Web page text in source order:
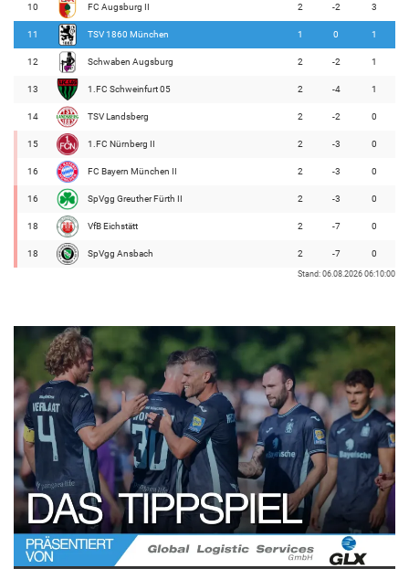
10 FC Augsburg II 2 -2 3
11 TSV 1860 München 1 0 1
12 Schwaben Augsburg 2 -2 1
13 1.FC Schweinfurt 05 2 -4 1
14 TSV Landsberg 2 -2 0
15 1.FC Nürnberg II 2 -3 0
16 FC Bayern München II 2 -3 0
16 SpVgg Greuther Fürth II 2 -3 0
18 VfB Eichstätt 2 -7 0
18 SpVgg Ansbach 2 -7 0
Stand: 06.08.2026 06:10:00